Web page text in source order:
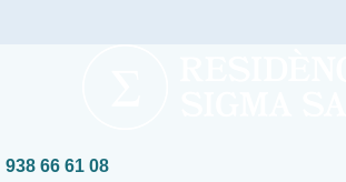
938 66 61 08